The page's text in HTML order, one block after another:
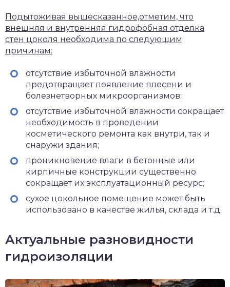
Подытоживая вышесказанное,отметим, что
внешняя и внутренняя гидрофобная отделка
стен цоколя необходима по следующим
причинам:
отсутствие избыточной влажности
предотвращает появление плесени и
болезнетворных микроорганизмов;
отсутствие избыточной влажности сокращает
необходимость в проведении
косметического ремонта как внутри, так и
снаружи здания;
проникновение влаги в бетонные или
кирпичные конструкции существенно
сокращает их эксплуатационный ресурс;
сухое цокольное помещение может быть
использовано в качестве жилья, склада и т.д.
Актуальные разновидности
гидроизоляции